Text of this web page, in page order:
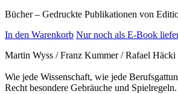
Bücher – Gedruckte Publikationen von
In den Warenkorb Nur noch als E-Book
Martin Wyss / Franz Kummer / Rafael Häcki
Wie jede Wissenschaft, wie jede
Recht besondere Gebräuche und